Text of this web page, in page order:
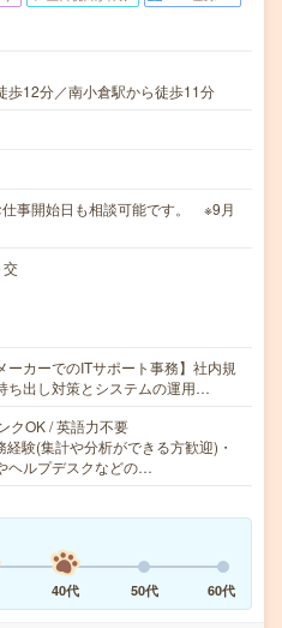
歩12分／南小倉駅から徒歩11分
事開始日も相談可能です。 ※9月
交
ーカーでのITサポート事務】社内規
ち出し対策とシステムの運用…
クOK / 英語力不要
経験(集計や分析ができる方歓迎)・
ヘルプデスクなどの…
40代 50代 60代